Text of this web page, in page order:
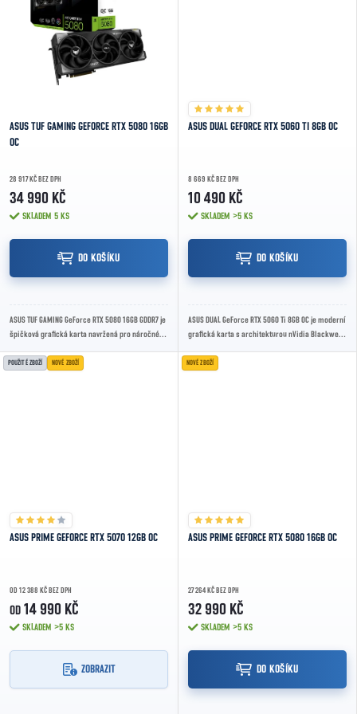
ASUS TUF GAMING GEFORCE RTX 5080 16GB
OC
28 917 KČ BEZ DPH
34 990 KČ
SKLADEM 5 KS
DO KOŠÍKU
ASUS TUF GAMING GeForce RTX 5080 16GB GDDR7 je
špičková grafická karta navržená pro náročné
ASUS DUAL GEFORCE RTX 5060 TI 8GB OC
8 669 KČ BEZ DPH
10 490 KČ
SKLADEM >5 KS
DO KOŠÍKU
ASUS DUAL GeForce RTX 5060 Ti 8GB OC je moderní
grafická karta s architekturou nVidia Blackwell,
POUŽITÉ ZBOŽÍ NOVÉ ZBOŽÍ
ASUS PRIME GEFORCE RTX 5070 12GB OC
OD 12 388 KČ BEZ DPH
OD 14 990 KČ
SKLADEM >5 KS
ZOBRAZIT
NOVÉ ZBOŽÍ
ASUS PRIME GEFORCE RTX 5080 16GB OC
27 264 KČ BEZ DPH
32 990 KČ
SKLADEM >5 KS
DO KOŠÍKU